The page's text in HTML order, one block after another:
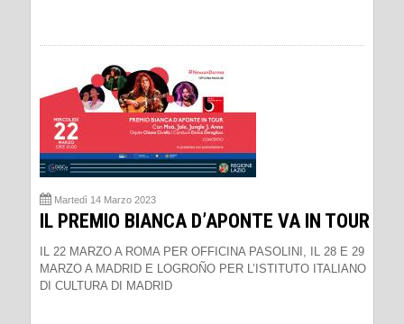
Martedì 14 Marzo 2023
IL PREMIO BIANCA D’APONTE VA IN TOUR
IL 22 MARZO A ROMA PER OFFICINA PASOLINI, IL 28 E 29
MARZO A MADRID E LOGROÑO PER L’ISTITUTO ITALIANO
DI CULTURA DI MADRID